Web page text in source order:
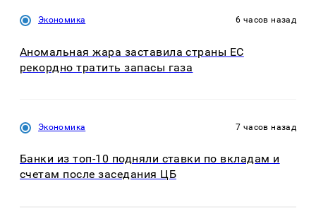
Экономика 6 часов назад
Аномальная жара заставила страны ЕС
рекордно тратить запасы газа
Экономика 7 часов назад
Банки из топ-10 подняли ставки по вкладам и
счетам после заседания ЦБ